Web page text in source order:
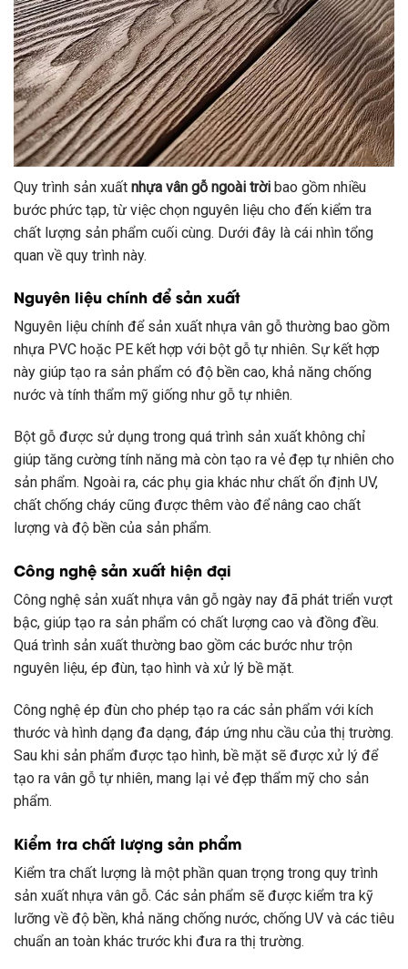
Quy trình sản xuất nhựa vân gỗ ngoài trời bao gồm nhiều
bước phức tạp, từ việc chọn nguyên liệu cho đến kiểm tra
chất lượng sản phẩm cuối cùng. Dưới đây là cái nhìn tổng
quan về quy trình này.
Nguyên liệu chính để sản xuất
Nguyên liệu chính để sản xuất nhựa vân gỗ thường bao gồm
nhựa PVC hoặc PE kết hợp với bột gỗ tự nhiên. Sự kết hợp
này giúp tạo ra sản phẩm có độ bền cao, khả năng chống
nước và tính thẩm mỹ giống như gỗ tự nhiên.
Bột gỗ được sử dụng trong quá trình sản xuất không chỉ
giúp tăng cường tính năng mà còn tạo ra vẻ đẹp tự nhiên cho
sản phẩm. Ngoài ra, các phụ gia khác như chất ổn định UV,
chất chống cháy cũng được thêm vào để nâng cao chất
lượng và độ bền của sản phẩm.
Công nghệ sản xuất hiện đại
Công nghệ sản xuất nhựa vân gỗ ngày nay đã phát triển vượt
bậc, giúp tạo ra sản phẩm có chất lượng cao và đồng đều.
Quá trình sản xuất thường bao gồm các bước như trộn
nguyên liệu, ép đùn, tạo hình và xử lý bề mặt.
Công nghệ ép đùn cho phép tạo ra các sản phẩm với kích
thước và hình dạng đa dạng, đáp ứng nhu cầu của thị trường.
Sau khi sản phẩm được tạo hình, bề mặt sẽ được xử lý để
tạo ra vân gỗ tự nhiên, mang lại vẻ đẹp thẩm mỹ cho sản
phẩm.
Kiểm tra chất lượng sản phẩm
Kiểm tra chất lượng là một phần quan trọng trong quy trình
sản xuất nhựa vân gỗ. Các sản phẩm sẽ được kiểm tra kỹ
lưỡng về độ bền, khả năng chống nước, chống UV và các tiêu
chuẩn an toàn khác trước khi đưa ra thị trường.